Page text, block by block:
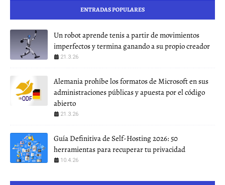
ENTRADAS POPULARES
Un robot aprende tenis a partir de movimientos
imperfectos y termina ganando a su propio creador
21.3.26
Alemania prohíbe los formatos de Microsoft en sus
administraciones públicas y apuesta por el código
abierto
21.3.26
Guía Definitiva de Self-Hosting 2026: 50
herramientas para recuperar tu privacidad
10.4.26